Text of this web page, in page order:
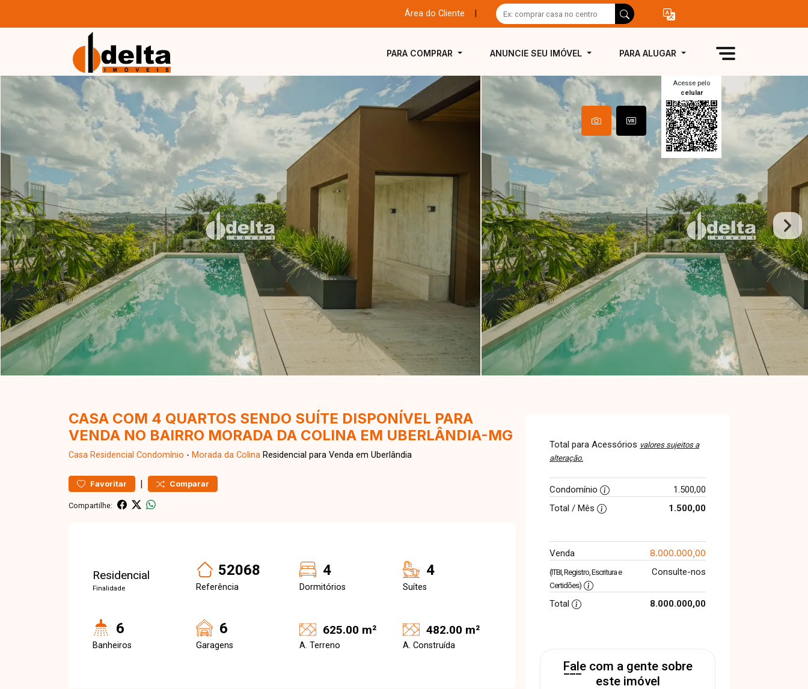
Área do Cliente
PARA COMPRAR ANUNCIE SEU IMÓVEL PARA ALUGAR
Acesse pelo
celular
CASA COM 4 QUARTOS SENDO SUÍTE DISPONÍVEL PARA
VENDA NO BAIRRO MORADA DA COLINA EM UBERLÂNDIA-MG
Casa Residencial Condomínio - Morada da Colina Residencial para Venda em Uberlândia
Favoritar | Comparar
Compartilhe:
Residencial
Finalidade
52068
Referência
4
Dormitórios
4
Suítes
6
Banheiros
6
Garagens
625.00 m²
A. Terreno
482.00 m²
A. Construída
Total para Acessórios valores sujeitos a
alteração.
Condomínio
1.500,00
Total / Mês
1.500,00
Venda 8.000.000,00
(ITBI, Registro, Escritura e
Certidões)
Consulte-nos
Total 8.000.000,00
Fale com a gente sobre
este imóvel